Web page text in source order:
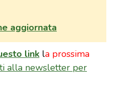
aggiornata
link la prossima
alla newsletter per